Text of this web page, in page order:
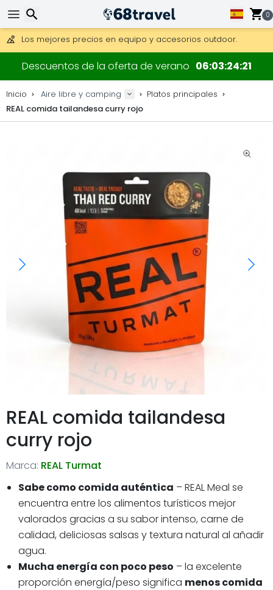
0
Envío DHL 1 día disponible.
30 días para devoluciones, 90 días para mapas de madera
Los mejores precios en equipo y accesorios outdoor.
Descuentos de la oferta de verano 06032420
Inicio Aire libre y camping
Platos principales
REAL comida tailandesa curry rojo
REAL comida tailandesa
curry rojo
Marca: REAL Turmat
Sabe como comida auténtica – REAL Meal se
encuentra entre los alimentos turísticos mejor
valorados gracias a su sabor intenso, carne de
calidad, deliciosas salsas y textura natural al añadir
agua.
Mucha energía con poco peso – la excelente
proporción energía/peso significa menos comida
Buscar